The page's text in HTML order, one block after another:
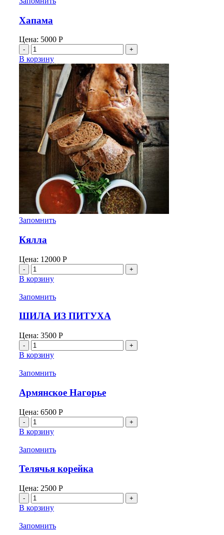
Хапама
Цена: 5000 Р
Количество
товара
Хапама
В корзину
Запомнить
Кялла
Цена: 12000 Р
Количество
товара
Кялла
В корзину
Запомнить
ШИЛА ИЗ ПИТУХА
Цена: 3500 Р
Количество
товара
ШИЛА
ИЗ
В корзину
Запомнить
Армянское Нагорье
Цена: 6500 Р
Количество
товара
Армянское
Нагорье
В корзину
Запомнить
Телячья корейка
Цена: 2500 Р
Количество
товара
Телячья
корейка
В корзину
Запомнить